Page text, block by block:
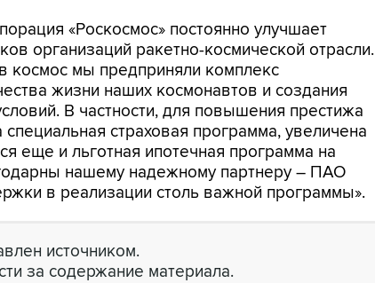
«Роскосмос» постоянно улучшает
организаций ракетно-космической отрасли.
космос мы предприняли комплекс
жизни наших космонавтов и создания
В частности, для повышения престижа
страховая программа, увеличена
еще и льготная ипотечная программа на
нашему надежному партнеру – ПАО
в реализации столь важной программы».
источником.
за содержание материала.